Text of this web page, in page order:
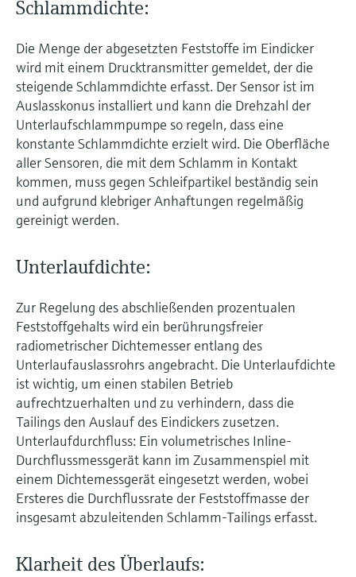
Schlammdichte:
Die Menge der abgesetzten Feststoffe im Eindicker
wird mit einem Drucktransmitter gemeldet, der die
steigende Schlammdichte erfasst. Der Sensor ist im
Auslasskonus installiert und kann die Drehzahl der
Unterlaufschlammpumpe so regeln, dass eine
konstante Schlammdichte erzielt wird. Die Oberfläche
aller Sensoren, die mit dem Schlamm in Kontakt
kommen, muss gegen Schleifpartikel beständig sein
und aufgrund klebriger Anhaftungen regelmäßig
gereinigt werden.
Unterlaufdichte:
Zur Regelung des abschließenden prozentualen
Feststoffgehalts wird ein berührungsfreier
radiometrischer Dichtemesser entlang des
Unterlaufauslassrohrs angebracht. Die Unterlaufdichte
ist wichtig, um einen stabilen Betrieb
aufrechtzuerhalten und zu verhindern, dass die
Tailings den Auslauf des Eindickers zusetzen.
Unterlaufdurchfluss: Ein volumetrisches Inline-
Durchflussmessgerät kann im Zusammenspiel mit
einem Dichtemessgerät eingesetzt werden, wobei
Ersteres die Durchflussrate der Feststoffmasse der
insgesamt abzuleitenden Schlamm-Tailings erfasst.
Klarheit des Überlaufs: